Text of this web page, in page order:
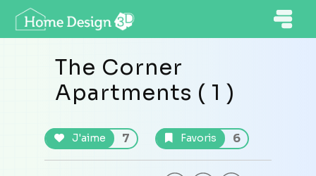
The Corner
Apartments ( 1 )
J'aime 7 Favoris 6